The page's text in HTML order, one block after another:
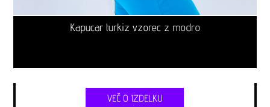
Kapucar turkiz vzorec z modro
VEČ O IZDELKU